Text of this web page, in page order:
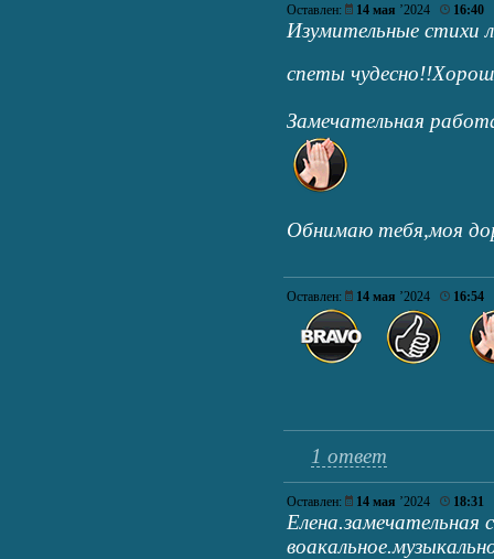
Оставлен: 14 мая ’2024 16:40
Изумительные стихи
спеты
Замечательная
Обнимаю тебя,моя
Оставлен: 14 мая ’2024 16:54
1 ответ
Оставлен: 14 мая ’2024 18:31